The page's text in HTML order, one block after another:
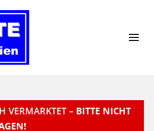
VERMARKTET – BITTE NICHT